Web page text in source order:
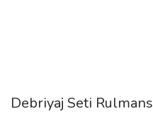
Debriyaj Seti